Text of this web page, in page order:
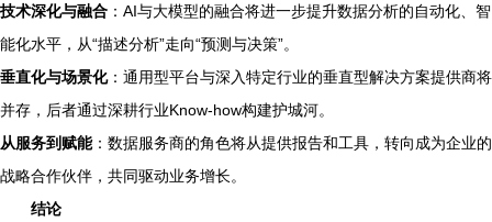
技术深化与融合 ：AI与大模型的融合将进一步提升数据分析的自动化、智
能化水平，从“描述分析”走向“预测与决策”。
垂直化与场景化：通用型平台与深入特定行业的垂直型解决方案提供商将
并存，后者通过深耕行业Know-how构建护城河。
从服务到赋能：数据服务商的角色将从提供报告和工具，转向成为企业的
战略合作伙伴，共同驱动业务增长。
结论